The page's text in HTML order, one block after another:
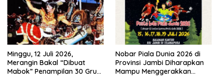
Minggu, 12 Juli 2026,
Merangin Bakal “Dibuat
Mabok” Penampilan 30 Grup
Nobar Piala Dunia 2026 di
Provinsi Jambi Diharapkan
Mampu Menggerakkan